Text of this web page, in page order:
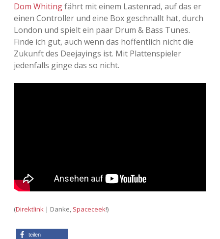
Dom Whitingfährt mit einem Lastenrad, auf das er
einen Controller und eine Box geschnallt hat, durch
London und spielt ein paar Drum & Bass Tunes.
Finde ich gut, auch wenn das hoffentlich nicht die
Zukunft des Deejayings ist. Mit Plattenspieler
jedenfalls ginge das so nicht.
(Direktlink | Danke, Spaceceek!)
teilen